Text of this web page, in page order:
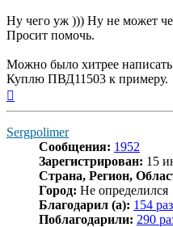
Ну чего уж ))) Ну не может
Просит помочь.
Можно было хитрее
Куплю ПВД11503 к примеру.
Sergpolimer
Сообщения: 1952
Зарегистрирован: 15
Страна, Регион,
Город: Не определился
Благодарил (а): 154
Поблагодарили: 290